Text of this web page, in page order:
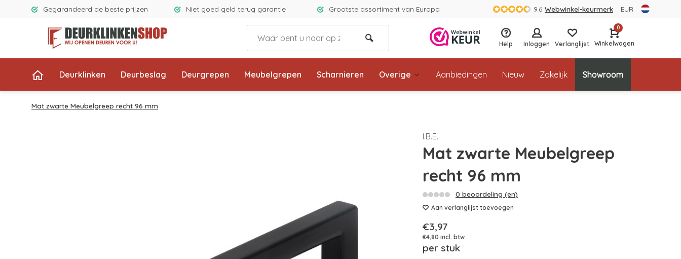
Gegarandeerd de beste prijzen Niet goed geld terug garantie Grootste assortiment van Europa 9.6 Webwinkel-keurmerk EUR
Help Inloggen Verlanglijst
0
Winkelwagen
Deurklinken Deurbeslag Deurgrepen Meubelgrepen Scharnieren Overige Aanbiedingen Nieuw Zakelijk Showroom
Mat zwarte Meubelgreep recht 96 mm
I.B.E.
Mat zwarte Meubelgreep
recht 96 mm
0 beoordeling (en)
Aan verlanglijst toevoegen
€3,97
€4,80 incl. btw
per stuk